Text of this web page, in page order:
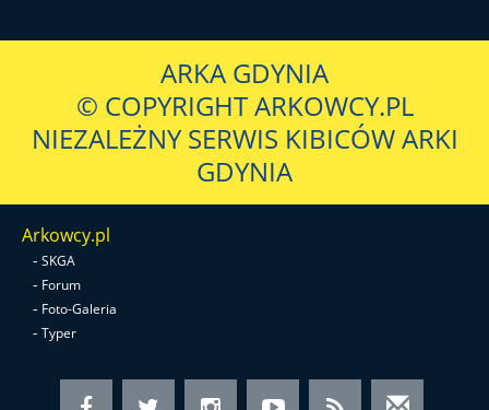
ARKA GDYNIA
© COPYRIGHT ARKOWCY.PL
NIEZALEŻNY SERWIS KIBICÓW ARKI
GDYNIA
Arkowcy.pl
- SKGA
- Forum
- Foto-Galeria
- Typer